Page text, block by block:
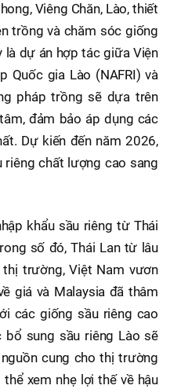
Viêng Chăn, Lào, thiết
trồng và chăm sóc giống
là dự án hợp tác giữa Viện
Quốc gia Lào (NAFRI) và
pháp trồng sẽ dựa trên
đảm bảo áp dụng các
Dự kiến đến năm 2026,
riêng chất lượng cao sang
khẩu sầu riêng từ Thái
số đó, Thái Lan từ lâu
trường, Việt Nam vươn
giá và Malaysia đã thâm
các giống sầu riêng cao
bổ sung sầu riêng Lào sẽ
cung cho thị trường
xem nhẹ lợi thế về hậu